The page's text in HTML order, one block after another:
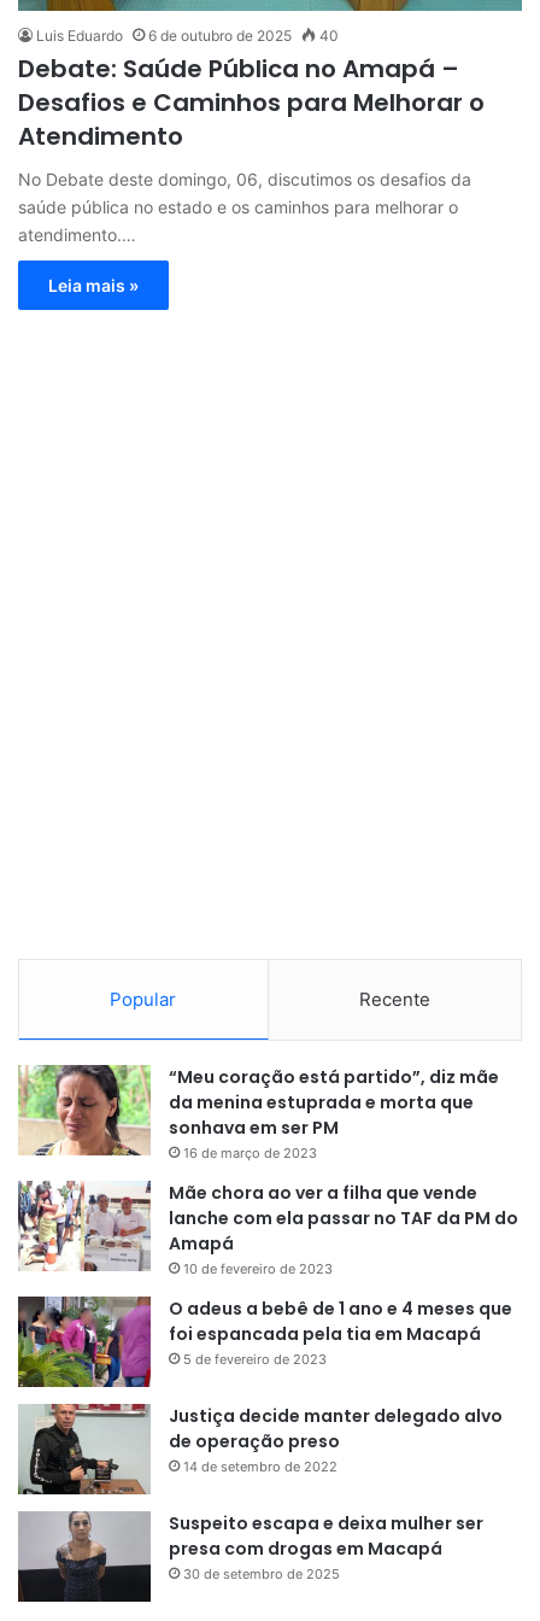
Luis Eduardo 6 de outubro de 2025 40
Debate: Saúde Pública no Amapá –
Desafios e Caminhos para Melhorar o
Atendimento
No Debate deste domingo, 06, discutimos os desafios da
saúde pública no estado e os caminhos para melhorar o
atendimento.…
Leia mais »
Popular Recente
“Meu coração está partido”, diz mãe
da menina estuprada e morta que
sonhava em ser PM
16 de março de 2023
Mãe chora ao ver a filha que vende
lanche com ela passar no TAF da PM do
Amapá
10 de fevereiro de 2023
O adeus a bebê de 1 ano e 4 meses que
foi espancada pela tia em Macapá
5 de fevereiro de 2023
Justiça decide manter delegado alvo
de operação preso
14 de setembro de 2022
Suspeito escapa e deixa mulher ser
presa com drogas em Macapá
30 de setembro de 2025